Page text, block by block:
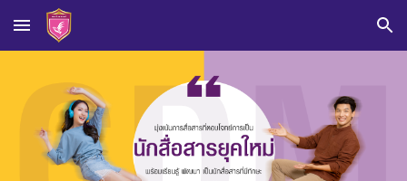
Skip to main content Skip to navigation